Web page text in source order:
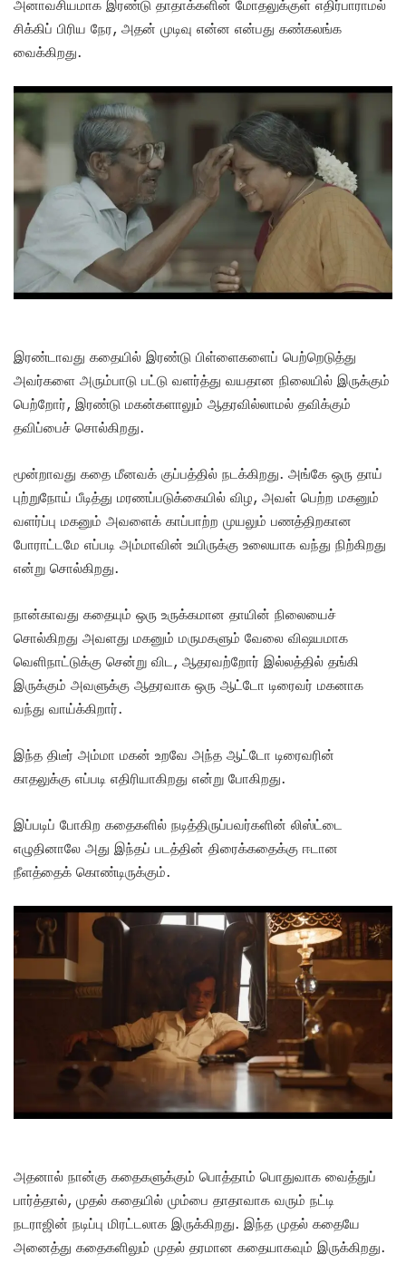
அனாவசியமாக இரண்டு தாதாக்களின் மோதலுக்குள் எதிர்பாராமல்
சிக்கிப் பிரிய நேர, அதன் முடிவு என்ன என்பது கண்கலங்க
வைக்கிறது.
இரண்டாவது கதையில் இரண்டு பிள்ளைகளைப் பெற்றெடுத்து
அவர்களை அரும்பாடு பட்டு வளர்த்து வயதான நிலையில் இருக்கும்
பெற்றோர், இரண்டு மகன்களாலும் ஆதரவில்லாமல் தவிக்கும்
தவிப்பைச் சொல்கிறது.
மூன்றாவது கதை மீனவக் குப்பத்தில் நடக்கிறது. அங்கே ஒரு தாய்
புற்றுநோய் பீடித்து மரணப்படுக்கையில் விழ, அவள் பெற்ற மகனும்
வளர்ப்பு மகனும் அவளைக் காப்பாற்ற முயலும் பணத்திறகான
போராட்டமே எப்படி அம்மாவின் உயிருக்கு உலையாக வந்து நிற்கிறது
என்று சொல்கிறது.
நான்காவது கதையும் ஒரு உருக்கமான தாயின் நிலையைச்
சொல்கிறது அவளது மகனும் மருமகளும் வேலை விஷயமாக
வெளிநாட்டுக்கு சென்று விட, ஆதரவற்றோர் இல்லத்தில் தங்கி
இருக்கும் அவளுக்கு ஆதரவாக ஒரு ஆட்டோ டிரைவர் மகனாக
வந்து வாய்க்கிறார்.
இந்த திடீர் அம்மா மகன் உறவே அந்த ஆட்டோ டிரைவரின்
காதலுக்கு எப்படி எதிரியாகிறது என்று போகிறது.
இப்படிப் போகிற கதைகளில் நடித்திருப்பவர்களின் லிஸ்ட்டை
எழுதினாலே அது இந்தப் படத்தின் திரைக்கதைக்கு ஈடான
நீளத்தைக் கொண்டிருக்கும்.
அதனால் நான்கு கதைகளுக்கும் பொத்தாம் பொதுவாக வைத்துப்
பார்த்தால், முதல் கதையில் மும்பை தாதாவாக வரும் நட்டி
நடராஜின் நடிப்பு மிரட்டலாக இருக்கிறது. இந்த முதல் கதையே
அனைத்து கதைகளிலும் முதல் தரமான கதையாகவும் இருக்கிறது.